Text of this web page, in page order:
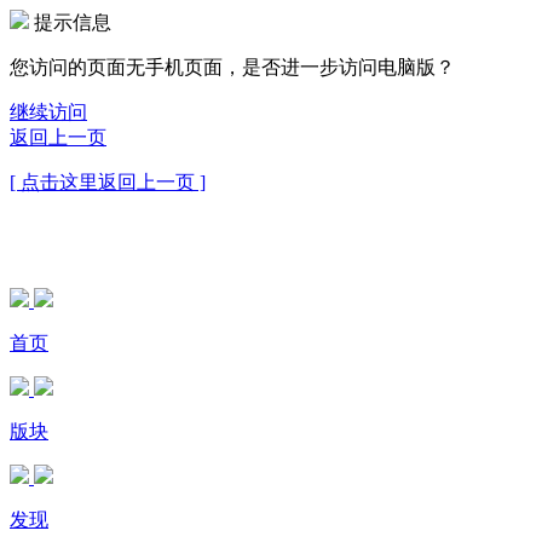
提示信息
您访问的页面无手机页面，是否进一步访问电脑版？
继续访问
返回上一页
[ 点击这里返回上一页 ]
首页
版块
发现